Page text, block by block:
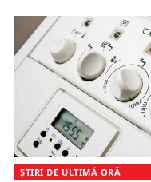
ȘTIRI DE ULTIMĂ ORĂ